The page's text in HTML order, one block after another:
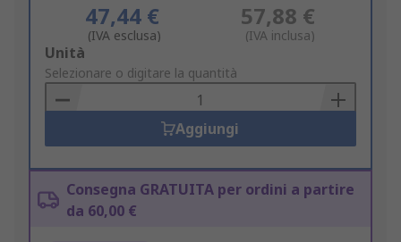
47,44 €
(IVA esclusa)
57,88 €
(IVA inclusa)
Add
to
Basket
Unità
Selezionare o digitare la quantità
Aggiungi
Consegna GRATUITA per ordini a partire
da 60,00 €